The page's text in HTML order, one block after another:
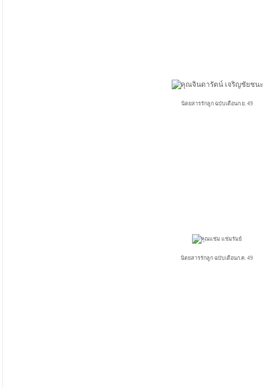
นิตยสารรักลูก ฉบับเดือนก.ย. 49
นิตยสารรักลูก ฉบับเดือนก.ค. 49